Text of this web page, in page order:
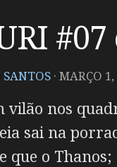
SANTOS · MARÇO
vilão nos
sai na
que o